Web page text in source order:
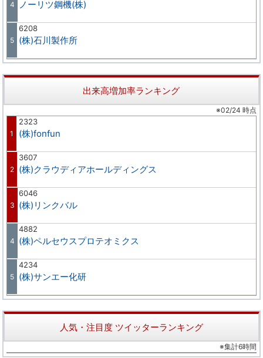
4 ノーリツ鋼機(株)
5
6208
(株)石川製作所
出来高増加率ランキング
※02/24 時点
1
2323
(株)fonfun
2
3607
(株)クラウディアホールディングス
3
6046
(株)リンクバル
4
4882
(株)ペルセウスプロテオミクス
5
4234
(株)サンエー化研
人気・注目度 ツイッターランキング
※集計6時間